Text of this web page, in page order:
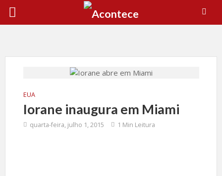
EUA
Iorane inaugura em Miami
quarta-feira, julho 1, 2015 1 Min Leitura